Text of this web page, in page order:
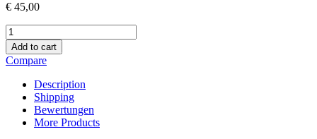
€ 45,00
Alternativ
zu
Brother
TN-
2010
Toner
Black
Menge
Add to cart
Compare
Description
Shipping
Bewertungen
More Products